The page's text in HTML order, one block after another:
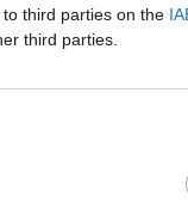
third parties on the
third parties.
en
distrito